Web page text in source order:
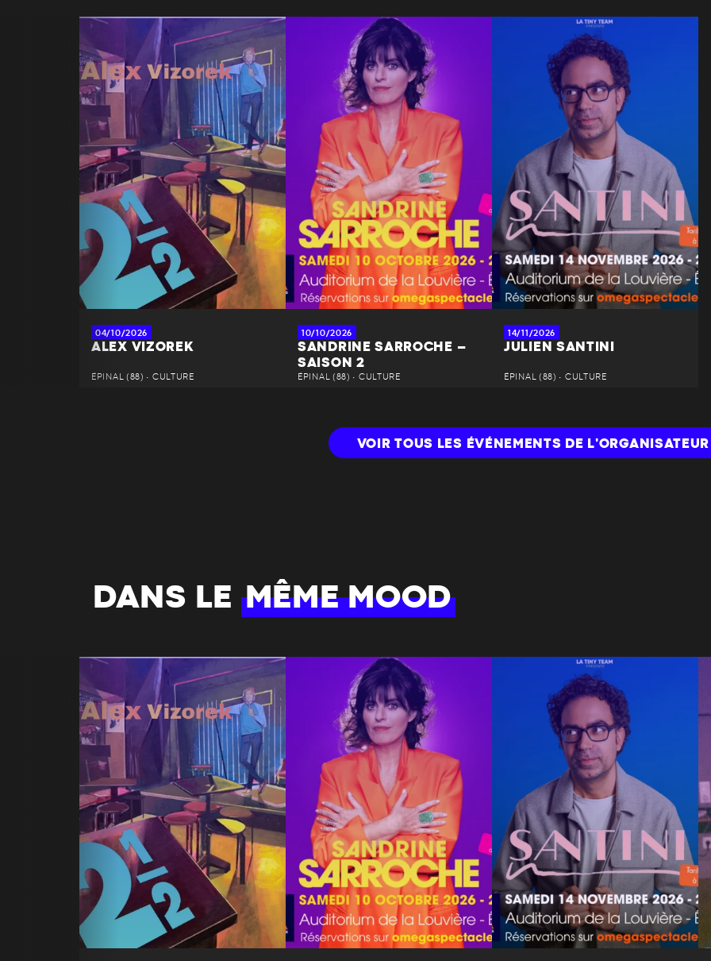
04/10/2026
ALEX VIZOREK
ÉPINAL (88) • CULTURE
10/10/2026
SANDRINE SARROCHE –
SAISON 2
ÉPINAL (88) • CULTURE
14/11/2026
JULIEN SANTINI
ÉPINAL (88) • CULTURE
VOIR TOUS LES ÉVÉNEMENTS DE L'ORGANISATEUR
DANS LE MÊME MOOD